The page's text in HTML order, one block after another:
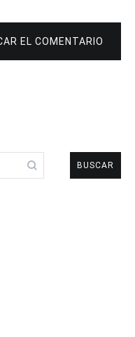
EL COMENTARIO